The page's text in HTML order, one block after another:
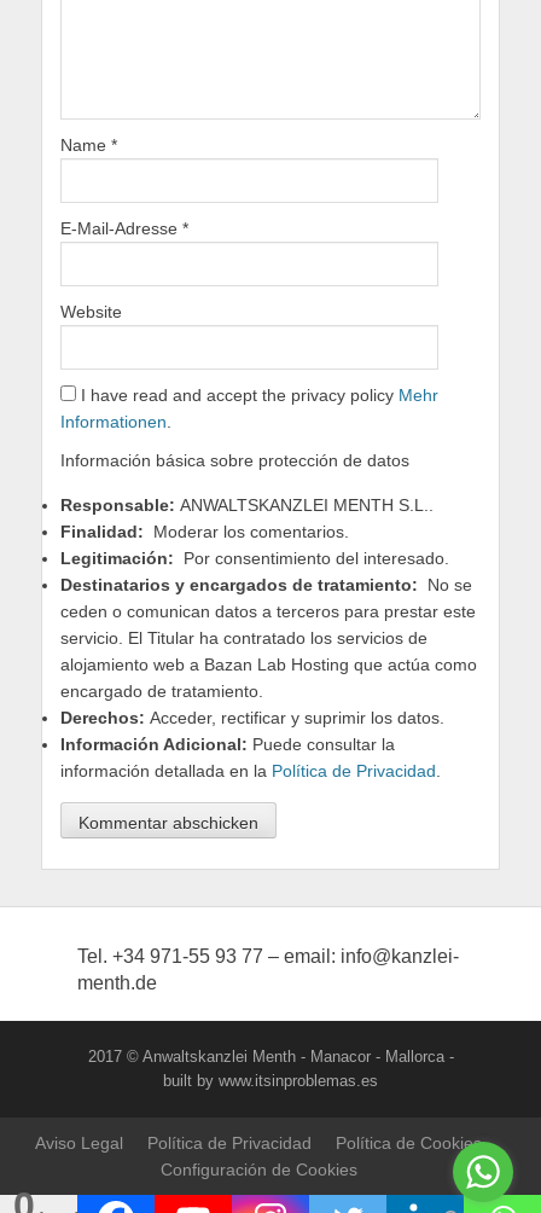
Name *
E-Mail-Adresse *
Website
I have read and accept the privacy policy Mehr
Informationen.
Información básica sobre protección de datos
Responsable: ANWALTSKANZLEI MENTH S.L..
Finalidad: Moderar los comentarios.
Legitimación: Por consentimiento del interesado.
Destinatarios y encargados de tratamiento: No se
ceden o comunican datos a terceros para prestar este
servicio. El Titular ha contratado los servicios de
alojamiento web a Bazan Lab Hosting que actúa como
encargado de tratamiento.
Derechos: Acceder, rectificar y suprimir los datos.
Información Adicional: Puede consultar la
información detallada en la Política de Privacidad.
Tel. +34 971-55 93 77 – email: info@kanzlei-
menth.de
2017 © Anwaltskanzlei Menth - Manacor - Mallorca -
built by www.itsinproblemas.es
Aviso Legal Política de Privacidad
Política de Cookies
Configuración de Cookies